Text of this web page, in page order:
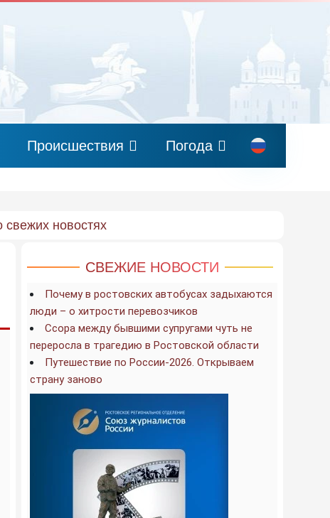
Происшествия Погода
новостях
СВЕЖИЕ НОВОСТИ
Почему в ростовских автобусах задыхаются
люди – о хитрости перевозчиков
Ссора между бывшими супругами чуть не
переросла в трагедию в Ростовской области
Путешествие по России-2026. Открываем
страну заново